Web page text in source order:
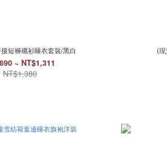
短褲襯衫睡衣套裝/黑白
~ NT$1,311
NT$1,380
(